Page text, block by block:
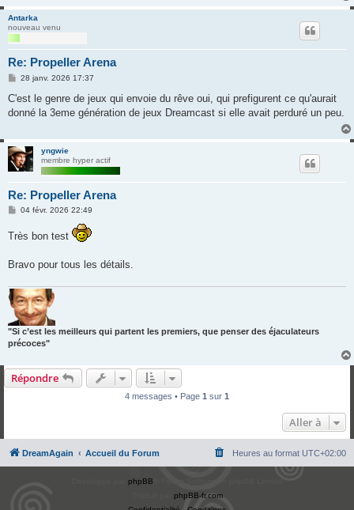
Antarka
nouveau venu
Re: Propeller Arena
M
s
a
28 janv. 2026 17:37
C'est le genre de jeux qui envoie du rêve oui, qui prefigurent ce qu'aurait
donné la 3eme génération de jeux Dreamcast si elle avait perduré un peu.
yngwie
membre hyper actif
Re: Propeller Arena
M
s
e
04 févr. 2026 22:49
Très bon test
Bravo pour tous les détails.
"Si c’est les meilleurs qui partent les premiers, que penser des éjaculateurs
précoces"
Répondre
4 messages • Page 1 sur 1
Aller à
DreamAgain Accueil du Forum Heures au format UTC+02:00
phpBB
phpBB-fr.com